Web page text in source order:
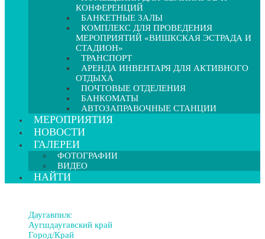
КОНФЕРЕНЦИЙ
БАНКЕТНЫЕ ЗАЛЫ
КОМПЛЕКС ДЛЯ ПРОВЕДЕНИЯ
МЕРОПРИЯТИЙ «ВИШКСКАЯ ЭСТРАДА И
СТАДИОН»
ТРАНСПОРТ
АРЕНДА ИНВЕНТАРЯ ДЛЯ АКТИВНОГО
ОТДЫХА
ПОЧТОВЫЕ ОТДЕЛЕНИЯ
БАНКОМАТЫ
АВТОЗАПРАВОЧНЫЕ СТАНЦИИ
МЕРОПРИЯТИЯ
НОВОСТИ
ГАЛЕРЕИ
ФОТОГРАФИИ
ВИДЕО
НАЙТИ
Даугавпилс
Аугшдаугавский край
Город/Край